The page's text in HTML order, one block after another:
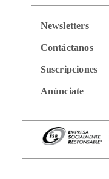
Newsletters
Contáctanos
Suscripciones
Anúnciate